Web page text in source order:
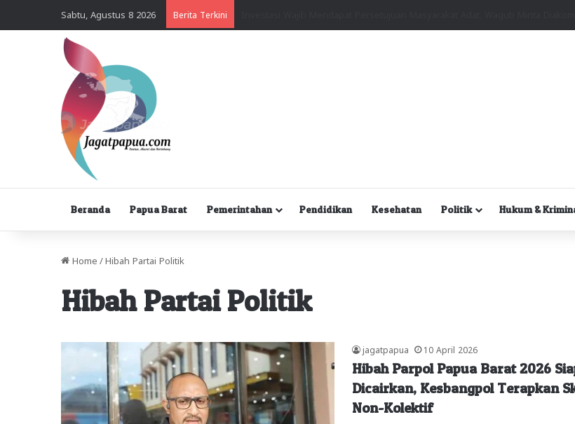
Sabtu, Agustus 8 2026 Berita Terkini
Beranda Papua Barat Pemerintahan Pendidikan Kesehatan Politik Hukum &
Home / Hibah Partai Politik
Hibah Partai Politik
jagatpapua 10 April 2026
Hibah Parpol Papua Barat 2026
Dicairkan, Kesbangpol Terapkan
Non-Kolektif